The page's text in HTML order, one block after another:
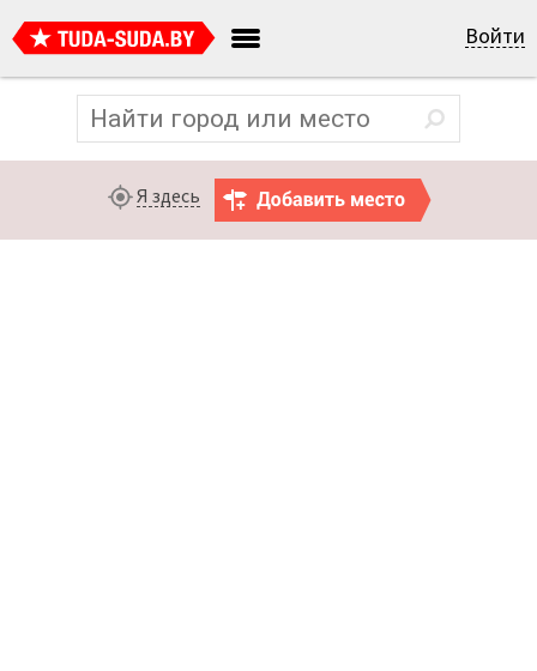
Войти
Я здесь